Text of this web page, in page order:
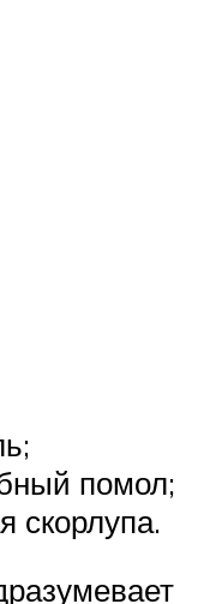
помол;
скорлупа.